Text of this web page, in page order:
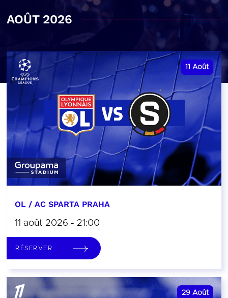
AOÛT 2026
11 Août
OL / AC SPARTA PRAHA
11 août 2026 - 21:00
RÉSERVER
29 Août